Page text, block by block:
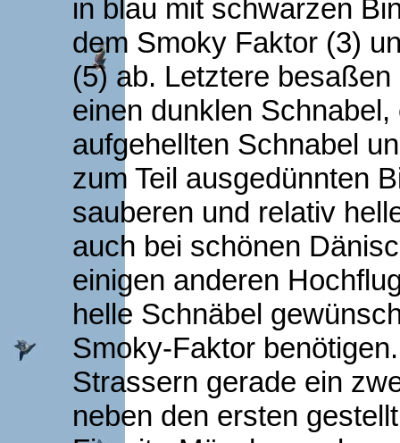
in blau mit schwarzen
dem Smoky Faktor (3)
(5) ab. Letztere
einen dunklen
aufgehellten Schnabel
zum Teil ausgedünnten
sauberen und relativ
auch bei schönen
einigen anderen
helle Schnäbel
Smoky-Faktor
Strassern gerade ein
neben den ersten